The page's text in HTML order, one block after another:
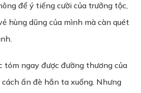
để ý tiếng cười của trưởng tộc,
hùng dũng của mình mà càn quét
tóm ngay được đường thương của
ấn đè hắn ta xuống. Nhưng